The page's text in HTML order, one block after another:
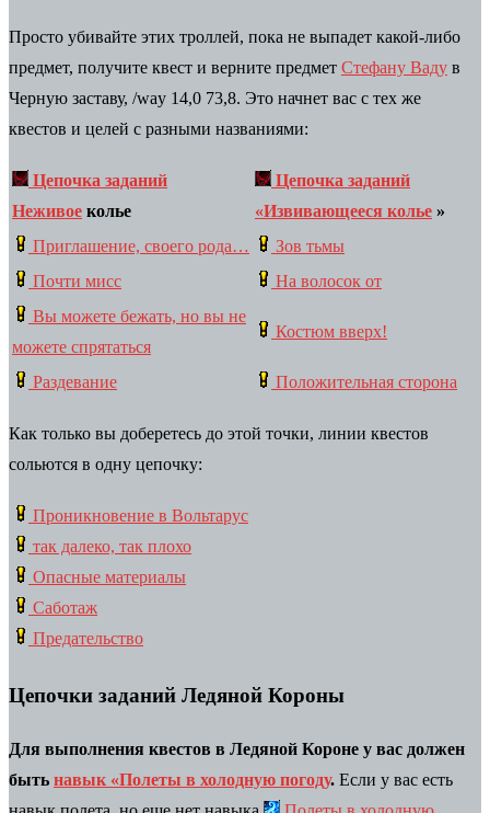
Просто убивайте этих троллей, пока не выпадет какой-либо
предмет, получите квест и верните предмет Стефану Ваду в
Черную заставу, /way 14,0 73,8. Это начнет вас с тех же
квестов и целей с разными названиями:
Цепочка заданий
Неживое колье
Цепочка заданий
«Извивающееся колье »
Приглашение, своего рода…
Зов тьмы
Почти мисс
На волосок от
Вы можете бежать, но вы не
можете спрятаться
Костюм вверх!
Раздевание Положительная сторона
Как только вы доберетесь до этой точки, линии квестов
сольются в одну цепочку:
Проникновение в Вольтарус
так далеко, так плохо
Опасные материалы
Саботаж
Предательство
Цепочки заданий Ледяной Короны
Для выполнения квестов в Ледяной Короне у вас должен
быть навык «Полеты в холодную погоду. Если у вас есть